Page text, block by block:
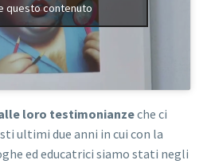
questo contenuto
loro testimonianzeche ci
ultimi due anni in cui con la
ed educatrici siamo stati negli